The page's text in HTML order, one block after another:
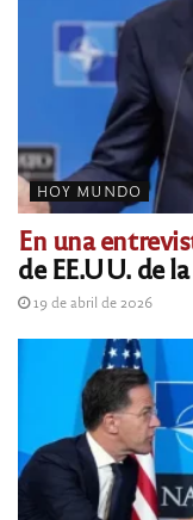
HOY MUNDO
En una
de EE.UU. de
19 de abril de 2026